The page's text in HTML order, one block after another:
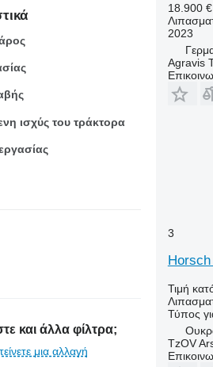
ισχύς του τράκτορα
και άλλα φίλτρα;
μια αλλαγή
18.900 €
2023
Agravis
3
Τιμή
Τύπος
TzOV